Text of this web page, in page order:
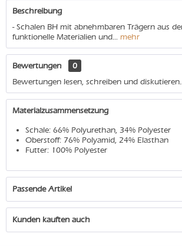
Beschreibung
- Schalen BH mit abnehmbaren Trägern aus
funktionelle Materialien und... mehr
Bewertungen
0
Bewertungen lesen, schreiben und
Materialzusammensetzung
Schale: 66% Polyurethan, 34% Polyester
Oberstoff: 76% Polyamid, 24% Elasthan
Futter: 100% Polyester
Passende Artikel
Kunden kauften auch